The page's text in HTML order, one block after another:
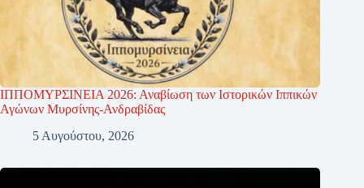
ΙΠΠΟΜΥΡΣΙΝΕΙΑ 2026: Αναβίωση των Ιστορικών Ιππικών
Αγώνων Μυρσίνης-Ανδραβίδας
5 Αυγούστου, 2026